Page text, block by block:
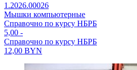
1.2026.00026
Мышки компьютерные
Справочно по курсу НБРБ
5,00 -
Справочно по курсу НБРБ
12,00 BYN